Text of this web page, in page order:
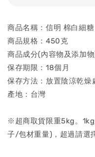
商品名稱：信明 棉白細糖
商品規格：450克
商品成分(內容物及添加
保存期限：18個月
保存方法：放置陰涼乾燥
產地：台灣
※超商取貨限重5kg。
子/包材重量)，超過請選